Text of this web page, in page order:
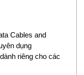
Cables and
dụng
riêng cho các